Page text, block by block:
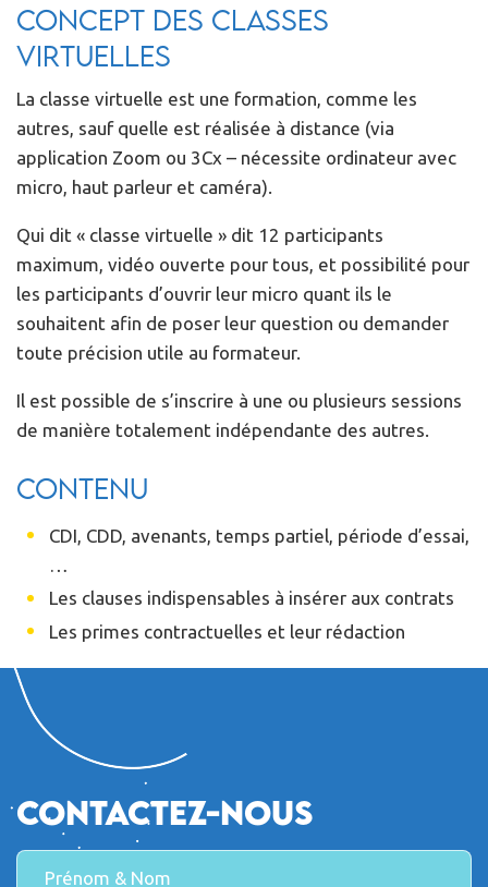
Concept des classes
virtuelles
La classe virtuelle est une formation, comme les
autres, sauf quelle est réalisée à distance (via
application Zoom ou 3Cx – nécessite ordinateur avec
micro, haut parleur et caméra).
Qui dit « classe virtuelle » dit 12 participants
maximum, vidéo ouverte pour tous, et possibilité pour
les participants d’ouvrir leur micro quant ils le
souhaitent afin de poser leur question ou demander
toute précision utile au formateur.
Il est possible de s’inscrire à une ou plusieurs sessions
de manière totalement indépendante des autres.
Contenu
CDI, CDD, avenants, temps partiel, période d’essai,
…
Les clauses indispensables à insérer aux contrats
Les primes contractuelles et leur rédaction
Contactez-nous